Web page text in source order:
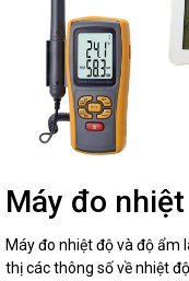
Máy đo
Máy đo nhiệt độ và độ ẩm
thị các thông số về nhiệt